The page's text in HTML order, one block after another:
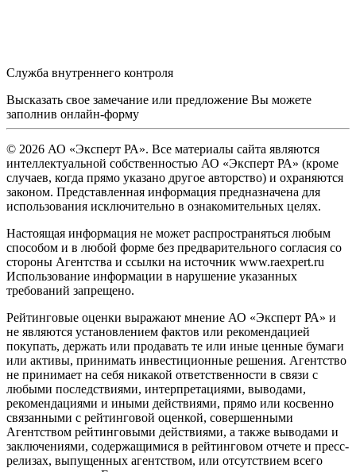
Служба внутреннего контроля
Высказать свое замечание или предложение Вы можете
заполнив онлайн-форму
© 2026 АО «Эксперт РА». Все материалы сайта являются
интеллектуальной собственностью АО «Эксперт РА» (кроме
случаев, когда прямо указано другое авторство) и охраняются
законом. Представленная информация предназначена для
использования исключительно в ознакомительных целях.
Настоящая информация не может распространяться любым
способом и в любой форме без предварительного согласия со
стороны Агентства и ссылки на источник www.raexpert.ru
Использование информации в нарушение указанных
требований запрещено.
Рейтинговые оценки выражают мнение АО «Эксперт РА» и
не являются установлением фактов или рекомендацией
покупать, держать или продавать те или иные ценные бумаги
или активы, принимать инвестиционные решения. Агентство
не принимает на себя никакой ответственности в связи с
любыми последствиями, интерпретациями, выводами,
рекомендациями и иными действиями, прямо или косвенно
связанными с рейтинговой оценкой, совершенными
Агентством рейтинговыми действиями, а также выводами и
заключениями, содержащимися в рейтинговом отчете и пресс-
релизах, выпущенных агентством, или отсутствием всего